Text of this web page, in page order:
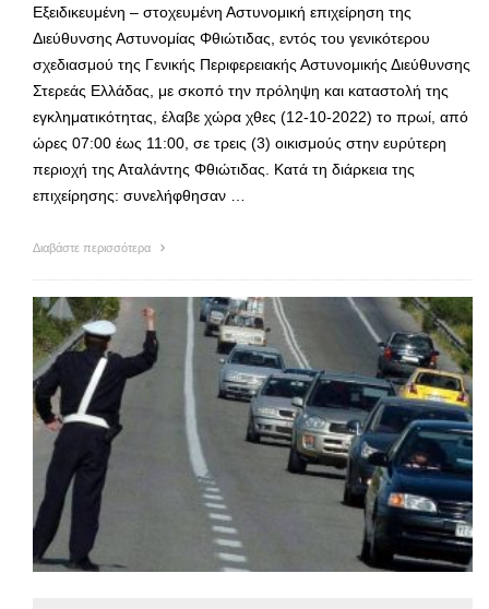
Εξειδικευμένη – στοχευμένη Αστυνομική επιχείρηση της
Διεύθυνσης Αστυνομίας Φθιώτιδας, εντός του γενικότερου
σχεδιασμού της Γενικής Περιφερειακής Αστυνομικής Διεύθυνσης
Στερεάς Ελλάδας, με σκοπό την πρόληψη και καταστολή της
εγκληματικότητας, έλαβε χώρα χθες (12-10-2022) το πρωί, από
ώρες 07:00 έως 11:00, σε τρεις (3) οικισμούς στην ευρύτερη
περιοχή της Αταλάντης Φθιώτιδας. Κατά τη διάρκεια της
επιχείρησης: συνελήφθησαν …
Διαβάστε περισσότερα